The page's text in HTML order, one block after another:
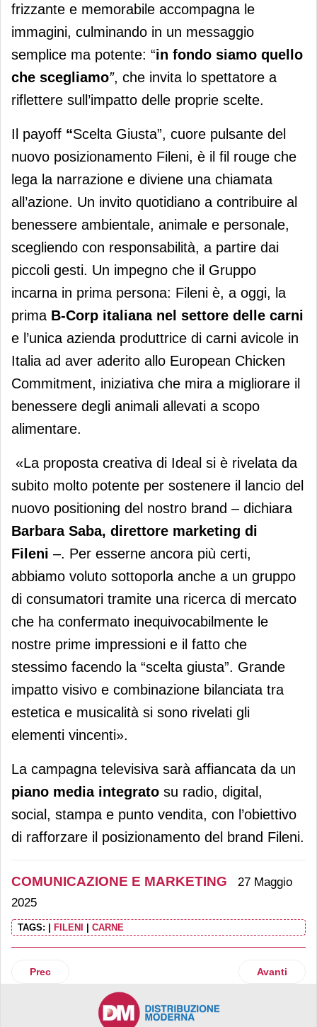
frizzante e memorabile accompagna le
immagini, culminando in un messaggio
semplice ma potente: “in fondo siamo quello
che scegliamo”, che invita lo spettatore a
riflettere sull’impatto delle proprie scelte.
Il payoff “Scelta Giusta”, cuore pulsante del
nuovo posizionamento Fileni, è il fil rouge che
lega la narrazione e diviene una chiamata
all’azione. Un invito quotidiano a contribuire al
benessere ambientale, animale e personale,
scegliendo con responsabilità, a partire dai
piccoli gesti. Un impegno che il Gruppo
incarna in prima persona: Fileni è, a oggi, la
prima B-Corp italiana nel settore delle carni
e l’unica azienda produttrice di carni avicole in
Italia ad aver aderito allo European Chicken
Commitment, iniziativa che mira a migliorare il
benessere degli animali allevati a scopo
alimentare.
«La proposta creativa di Ideal si è rivelata da
subito molto potente per sostenere il lancio del
nuovo positioning del nostro brand – dichiara
Barbara Saba, direttore marketing di
Fileni –. Per esserne ancora più certi,
abbiamo voluto sottoporla anche a un gruppo
di consumatori tramite una ricerca di mercato
che ha confermato inequivocabilmente le
nostre prime impressioni e il fatto che
stessimo facendo la “scelta giusta”. Grande
impatto visivo e combinazione bilanciata tra
estetica e musicalità si sono rivelati gli
elementi vincenti».
La campagna televisiva sarà affiancata da un
piano media integrato su radio, digital,
social, stampa e punto vendita, con l’obiettivo
di rafforzare il posizionamento del brand Fileni.
COMUNICAZIONE E MARKETING
27 Maggio
2025
TAGS: FILENI CARNE
Articolo precedente: Dermomed torna in tv
Prec Articolo
Avanti